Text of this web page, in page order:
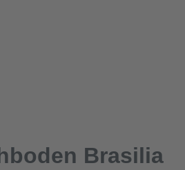
Brasilia